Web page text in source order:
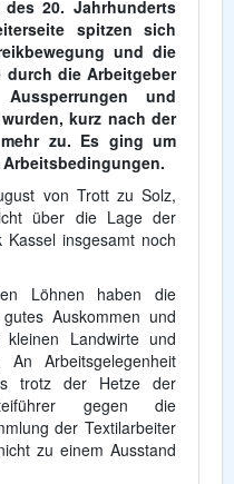
20. Jahrhunderts
spitzen sich
und die
die Arbeitgeber
und
kurz nach der
zu. Es ging um
von Trott zu Solz,
über die Lage der
insgesamt noch
Löhnen haben die
Auskommen und
Landwirte und
An Arbeitsgelegenheit
trotz der Hetze der
gegen die
der Textilarbeiter
zu einem Ausstand